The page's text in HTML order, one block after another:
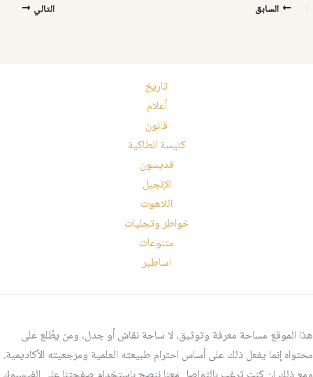
السابق التالي
تاريخ
أعلام
قانون
كنيسة انطاكية
قديسون
الإنجيل
اللاهوت
خواطر وتجليات
متنوعات
اساطير
هذا الموقع مساحة معرفة وتوثيق، لا ساحة نقاش أو جدل، ومن يطّلع على
محتواه إنما يفعل ذلك على أساس احترام طبيعته العلمية ومرجعيته الأكاديمية.